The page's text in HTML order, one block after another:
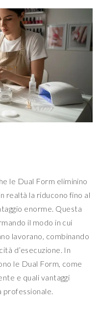
le Dual Form eliminino
realtà la riducono fino al
enorme. Questa
il modo in cui
lavorano, combinando
d’esecuzione. In
le Dual Form, come
e quali vantaggi